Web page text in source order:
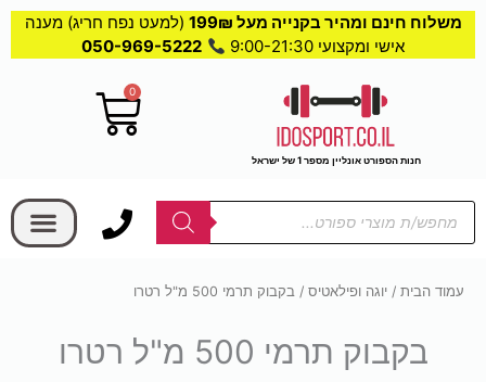
משלוח חינם ומהיר בקנייה מעל 199₪
(למעט נפח חריג) מענה
אישי ומקצועי 9:00-21:30
050-969-5222
חנות הספורט אונליין מספר 1 של ישראל
0
עגלת
Products
search
עמוד הבית / יוגה ופילאטיס / בקבוק תרמי 500 מ"ל רטרו
בקבוק תרמי 500 מ"ל רטרו